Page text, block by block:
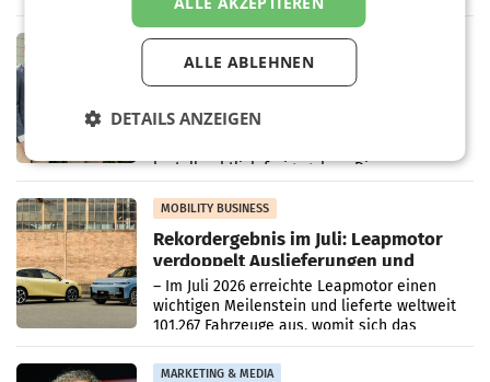
Oberösterreich. Die beiden Standorte liegen
in Haag sowie im rund
RETAIL
Alles bereit für den Wechsel: Jürgen
WIENER NEUDORF. – Die geplante
Zusammenarbeit zwischen Adeg und dem
kartellrechtlich freigegeben: Die
Bundeswettbewerbsbehörde und der
Bundeskartellanwalt
MOBILITY BUSINESS
Rekordergebnis im Juli: Leapmotor
verdoppelt Auslieferungen und
überschreitet die 100.000er-Marke
– Im Juli 2026 erreichte Leapmotor einen
wichtigen Meilenstein und lieferte weltweit
101.267 Fahrzeuge aus, womit sich das
Ergebnis gegenüber Juli 2025 mehr als
verdoppelte (+102
MARKETING & MEDIA
ALLE ABLEHNEN
DETAILS ANZEIGEN